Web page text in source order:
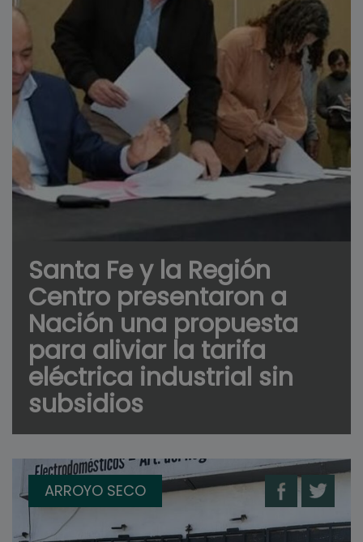
Santa Fe y la Región
Centro presentaron a
Nación una propuesta
para aliviar la tarifa
eléctrica industrial sin
subsidios
ARROYO SECO